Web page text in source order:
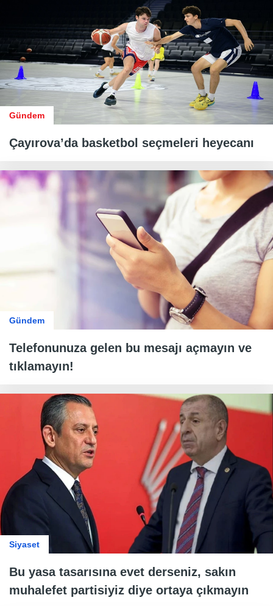
Gündem
Çayırova’da basketbol seçmeleri heyecanı
Gündem
Telefonunuza gelen bu mesajı açmayın ve
tıklamayın!
Siyaset
Bu yasa tasarısına evet derseniz, sakın
muhalefet partisiyiz diye ortaya çıkmayın